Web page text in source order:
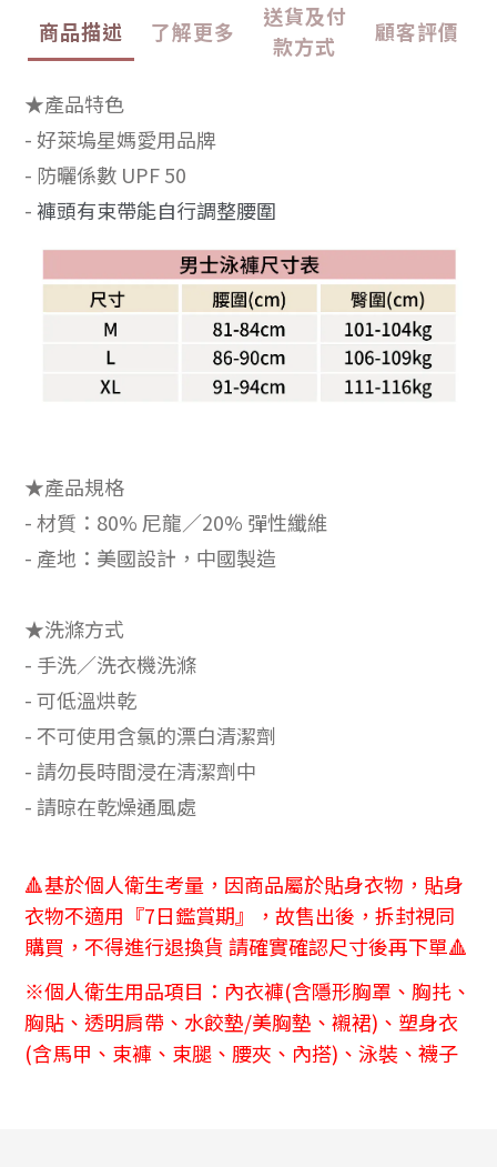
商品描述 了解更多
送貨及付
款方式
顧客評價
★產品特色
- 好萊塢星媽愛用品牌
- 防曬係數 UPF 50
-褲頭有束帶能自行調整腰圍
★產品規格
- 材質：80% 尼龍／20% 彈性纖維
- 產地：美國設計，中國製造
★洗滌方式
- 手洗／洗衣機洗滌
- 可低溫烘乾
- 不可使用含氯的漂白清潔劑
- 請勿長時間浸在清潔劑中
- 請晾在乾燥通風處
🔺基於個人衛生考量，因商品屬於貼身衣物，貼身
衣物不適用『7日鑑賞期』，故售出後，拆封視同
購買，不得進行退換貨 請確實確認尺寸後再下單🔺
※個人衛生用品項目：內衣褲(含隱形胸罩、胸扥、
胸貼、透明肩帶、水餃墊/美胸墊、襯裙)、塑身衣
(含馬甲、束褲、束腿、腰夾、內搭)、泳裝、襪子